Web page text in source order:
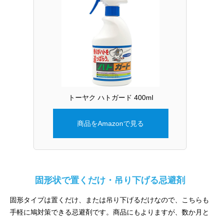
トーヤク ハトガード 400ml
商品をAmazonで見る
固形状で置くだけ・吊り下げる忌避剤
固形タイプは置くだけ、または吊り下げるだけなので、こちらも
手軽に鳩対策できる忌避剤です。商品にもよりますが、数か月と